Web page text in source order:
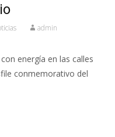
admin
energía en las calles
conmemorativo del